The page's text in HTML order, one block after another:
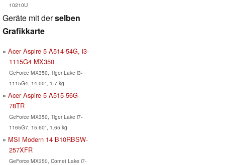
10210U
Geräte mit derselben
Grafikkarte
Acer Aspire 5 A514-54G, i3-
1115G4 MX350
GeForce MX350, Tiger Lake i3-
1115G4, 14.00", 1.7 kg
Acer Aspire 5 A515-56G-
78TR
GeForce MX350, Tiger Lake i7-
1165G7, 15.60", 1.65 kg
MSI Modern 14 B10RBSW-
257XFR
GeForce MX350, Comet Lake i7-